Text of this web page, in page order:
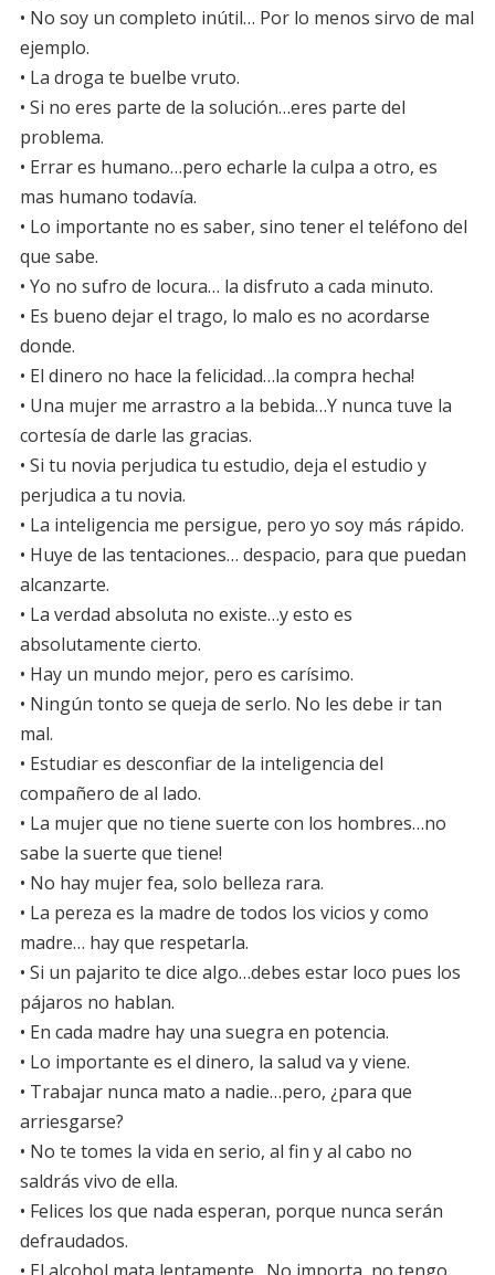
• No soy un completo inútil… Por lo menos sirvo de mal
ejemplo.
• La droga te buelbe vruto.
• Si no eres parte de la solución…eres parte del
problema.
• Errar es humano…pero echarle la culpa a otro, es
mas humano todavía.
• Lo importante no es saber, sino tener el teléfono del
que sabe.
• Yo no sufro de locura… la disfruto a cada minuto.
• Es bueno dejar el trago, lo malo es no acordarse
donde.
• El dinero no hace la felicidad…la compra hecha!
• Una mujer me arrastro a la bebida…Y nunca tuve la
cortesía de darle las gracias.
• Si tu novia perjudica tu estudio, deja el estudio y
perjudica a tu novia.
• La inteligencia me persigue, pero yo soy más rápido.
• Huye de las tentaciones… despacio, para que puedan
alcanzarte.
• La verdad absoluta no existe…y esto es
absolutamente cierto.
• Hay un mundo mejor, pero es carísimo.
• Ningún tonto se queja de serlo. No les debe ir tan
mal.
• Estudiar es desconfiar de la inteligencia del
compañero de al lado.
• La mujer que no tiene suerte con los hombres…no
sabe la suerte que tiene!
• No hay mujer fea, solo belleza rara.
• La pereza es la madre de todos los vicios y como
madre… hay que respetarla.
• Si un pajarito te dice algo…debes estar loco pues los
pájaros no hablan.
• En cada madre hay una suegra en potencia.
• Lo importante es el dinero, la salud va y viene.
• Trabajar nunca mato a nadie…pero, ¿para que
arriesgarse?
• No te tomes la vida en serio, al fin y al cabo no
saldrás vivo de ella.
• Felices los que nada esperan, porque nunca serán
defraudados.
• El alcohol mata lentamente…No importa, no tengo